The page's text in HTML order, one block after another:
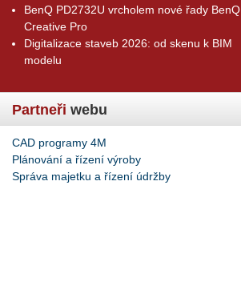
BenQ PD2732U vrcholem nové řady BenQ
Creative Pro
Digitalizace staveb 2026: od skenu k BIM
modelu
Partneři webu
CAD programy 4M
Plánování a řízení výroby
Správa majetku a řízení údržby